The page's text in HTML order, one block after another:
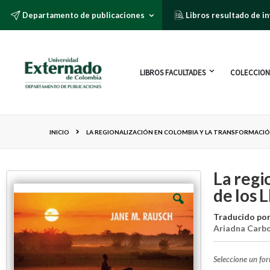
Departamento de publicaciones Libros resultado de
LIBROS FACULTADES
INICIO LA REGIONALIZACIÓN EN COLOMBIA Y LA
La
de los
Traducido por
Ariadna
Seleccione un